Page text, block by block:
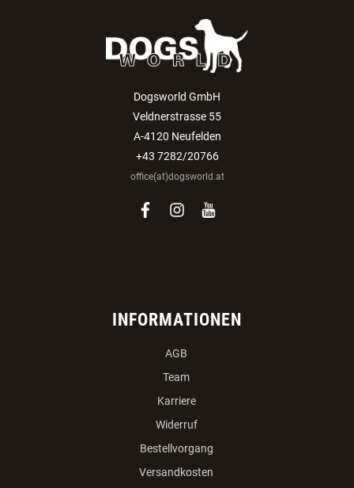
Dogsworld GmbH
Veldnerstrasse 55
A-4120 Neufelden
+43 7282/20766
office(at)dogsworld.at
facebook
instagram
youtube
INFORMATIONEN
AGB
Team
Karriere
Widerruf
Bestellvorgang
Versandkosten